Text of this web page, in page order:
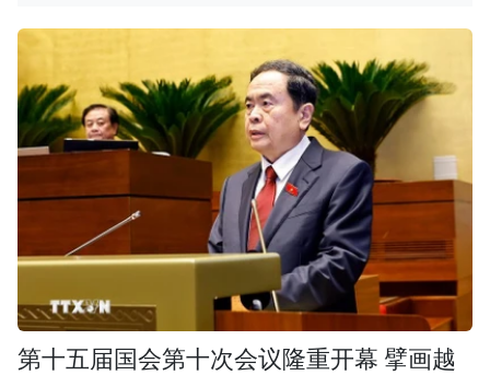
第十五届国会第十次会议隆重开幕 擘画越